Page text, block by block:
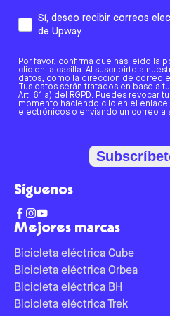
Mejores marcas
Bicicleta eléctrica Cube
Bicicleta eléctrica Orbea
Bicicleta eléctrica BH
Bicicleta eléctrica Trek
Sí, deseo recibir correos
de Upway.
Por favor, confirma que has leído la
clic en la casilla. Al suscribirte a
datos, como la dirección de correo
Tus datos serán tratados en base a
Art. 6.1 a) del RGPD. Puedes revocar
momento haciendo clic en el enlace
electrónicos o enviando un correo a
Síguenos